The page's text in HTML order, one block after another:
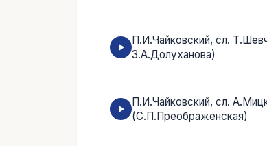
П.И.Чайковский, сл.
З.А.Долуханова)
П.И.Чайковский, сл.
(С.П.Преображенская)